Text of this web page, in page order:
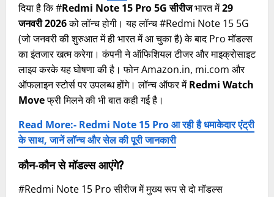
दिया है कि #Redmi Note 15 Pro 5G सीरीजभारत में29
जनवरी 2026को लॉन्च होगी। यह लॉन्च #Redmi Note 15 5G
(जो जनवरी की शुरुआत में ही भारत में आ चुका है) के बाद Pro मॉडल्स
का इंतजार खत्म करेगा। कंपनी ने ऑफिशियल टीजर और माइक्रोसाइट
लाइव करके यह घोषणा की है। फोन Amazon.in, mi.com और
ऑफलाइन स्टोर्स पर उपलब्ध होंगे। लॉन्च ऑफर मेंRedmi Watch
Moveफ्री मिलने की भी बात कही गई है।
Read More:- Redmi Note 15 Pro आ रही है धमाकेदार एंट्री
के साथ, जानें लॉन्च और सेल की पूरी जानकारी
कौन-कौन से मॉडल्स आएंगे?
#Redmi Note 15 Pro सीरीज में मुख्य रूप से दो मॉडल्स